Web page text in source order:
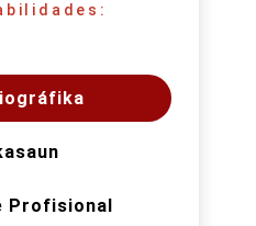
Profisional